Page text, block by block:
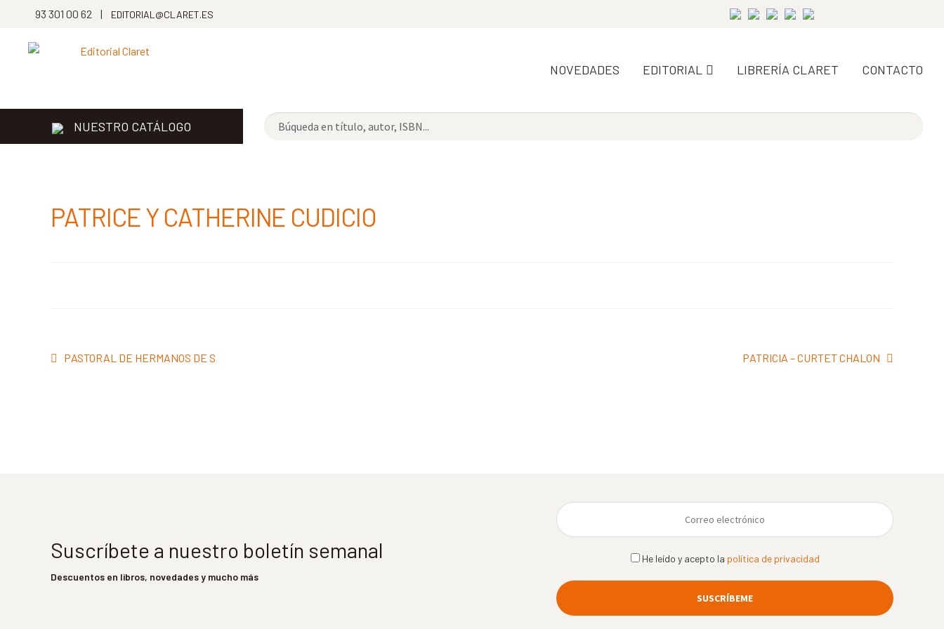
93 301 00 62 | EDITORIAL@CLARET.ES
NOVEDADES EDITORIAL LIBRERÍA CLARET CONTACTO
NUESTRO CATÁLOGO
PATRICE Y CATHERINE CUDICIO
Navegación
Anterior:
PASTORAL DE HERMANOS DE S Siguiente:
PATRICIA – CURTET CHALON
Suscríbete a nuestro boletín semanal
Descuentos en libros, novedades y mucho más
He leído y acepto la política de privacidad